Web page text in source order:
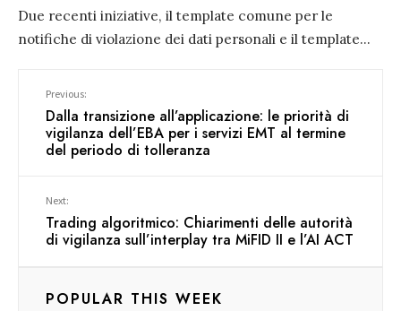
Due recenti iniziative, il template comune per le
notifiche di violazione dei dati personali e il template...
Previous:
Dalla transizione all’applicazione: le priorità di
vigilanza dell’EBA per i servizi EMT al termine
del periodo di tolleranza
Next:
Trading algoritmico: Chiarimenti delle autorità
di vigilanza sull’interplay tra MiFID II e l’AI ACT
POPULAR THIS WEEK